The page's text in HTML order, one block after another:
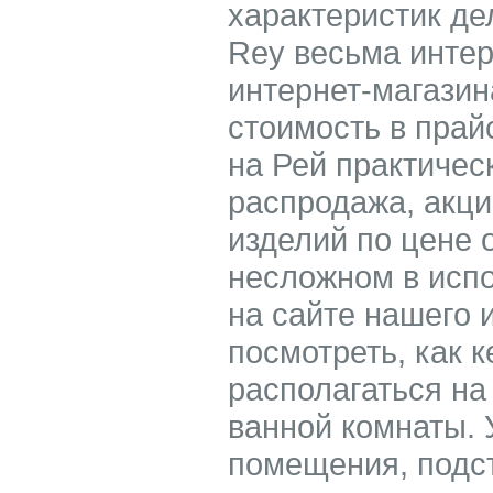
характеристик
Rey весьма
интернет-
стоимость в
на Рей
распродажа,
изделий по цене
несложном в
на сайте нашего
посмотреть, как
располагаться
ванной комнаты.
помещения,